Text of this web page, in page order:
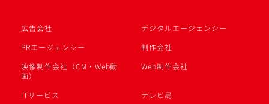
広告会社
デジタルエージェンシー
PRエージェンシー
制作会社
映像制作会社（CM・Web動
画）
Web制作会社
ITサービス
テレビ局